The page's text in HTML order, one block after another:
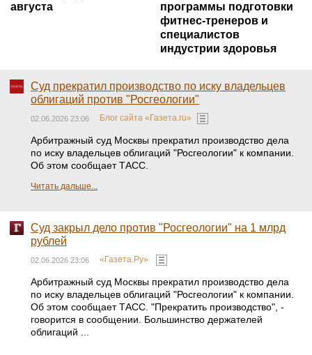
августа
программы подготовки
фитнес-тренеров и
специалистов
индустрии здоровья
Суд прекратил производство по иску владельцев
облигаций против "Росгеологии"
02.06.2026 23:06 Блог сайта «Газета.ru»
Арбитражный суд Москвы прекратил производство дела
по иску владельцев облигаций "Росгеологии" к компании.
Об этом сообщает ТАСС.
Читать дальше...
Суд закрыл дело против "Росгеологии" на 1 млрд
рублей
02.06.2026 23:06 «Газета.Ру»
Арбитражный суд Москвы прекратил производство дела
по иску владельцев облигаций "Росгеологии" к компании.
Об этом сообщает ТАСС. "Прекратить производство", -
говорится в сообщении. Большинство держателей
облигаций ...